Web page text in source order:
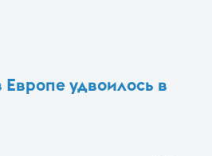
удвоилось в